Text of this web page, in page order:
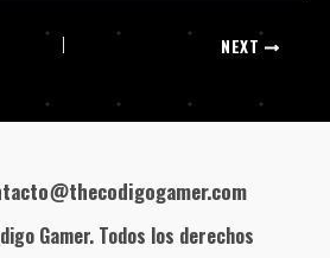
NEXT
Gamer. Todos los derechos